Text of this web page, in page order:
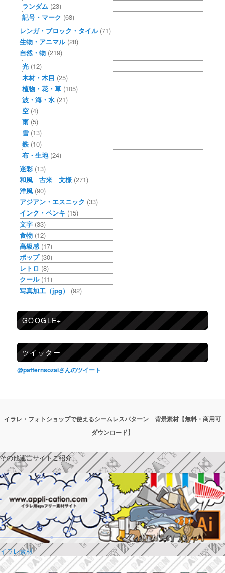
ランダム (23)
記号・マーク (68)
レンガ・ブロック・タイル(71)
生物・アニマル(28)
自然・物 (219)
光 (12)
木材・木目 (25)
植物・花・草 (105)
波・海・水 (21)
空 (4)
雨 (5)
雪 (13)
鉄 (10)
布・生地(24)
迷彩 (13)
和風 古来 文様 (271)
洋風 (90)
アジアン・エスニック (33)
インク・ペンキ (15)
文字 (33)
食物 (12)
高級感 (17)
ポップ(30)
レトロ (8)
クール(11)
写真加工（jpg）
(92)
GOOGLE+
ツイッター
@patternsozaiさんのツイート
イラレ・フォトショップで使えるシームレスパターン 背景素材【無料・商用可
ダウンロード】
その他運営サイトご紹介
イラレ素材